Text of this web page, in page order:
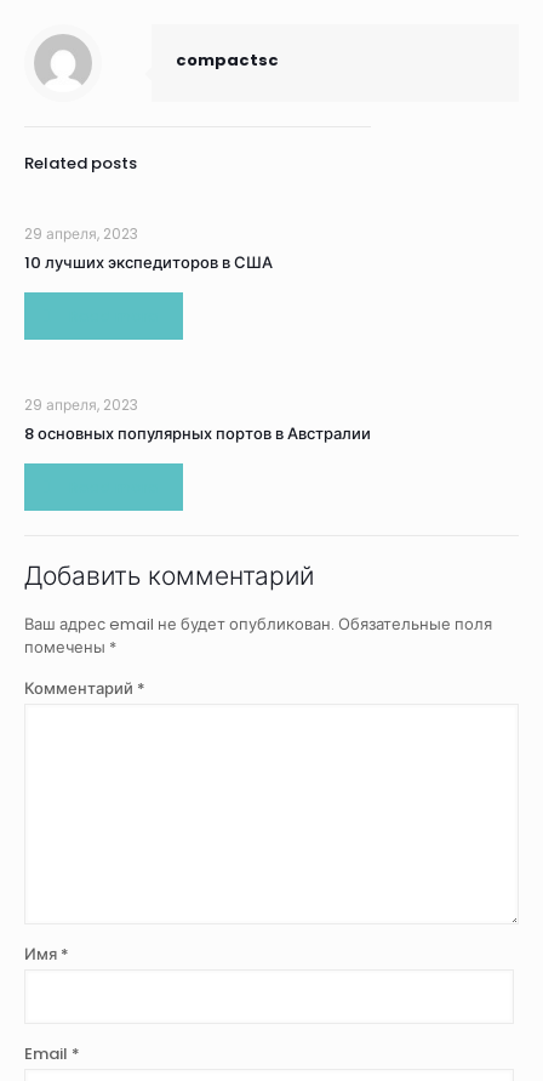
compactsc
Related posts
29 апреля, 2023
10 лучших экспедиторов в США
29 апреля, 2023
8 основных популярных портов в Австралии
Добавить комментарий
Ваш адрес email не будет опубликован. Обязательные поля
помечены *
Комментарий *
Имя *
Email *